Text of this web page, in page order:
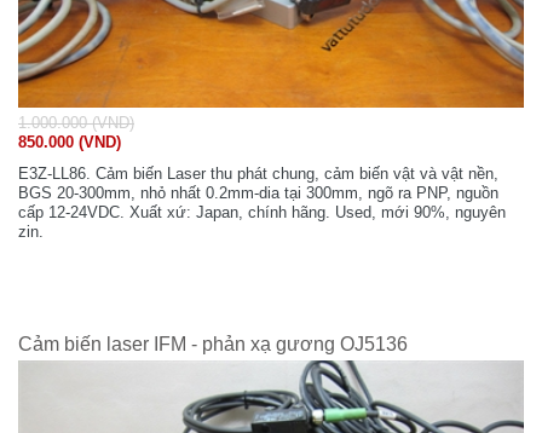
1.000.000 (VND)
850.000 (VND)
E3Z-LL86. Cảm biến Laser thu phát chung, cảm biến vật và vật nền,
BGS 20-300mm, nhỏ nhất 0.2mm-dia tại 300mm, ngõ ra PNP, nguồn
cấp 12-24VDC. Xuất xứ: Japan, chính hãng. Used, mới 90%, nguyên
zin.
Cảm biến laser IFM - phản xạ gương OJ5136